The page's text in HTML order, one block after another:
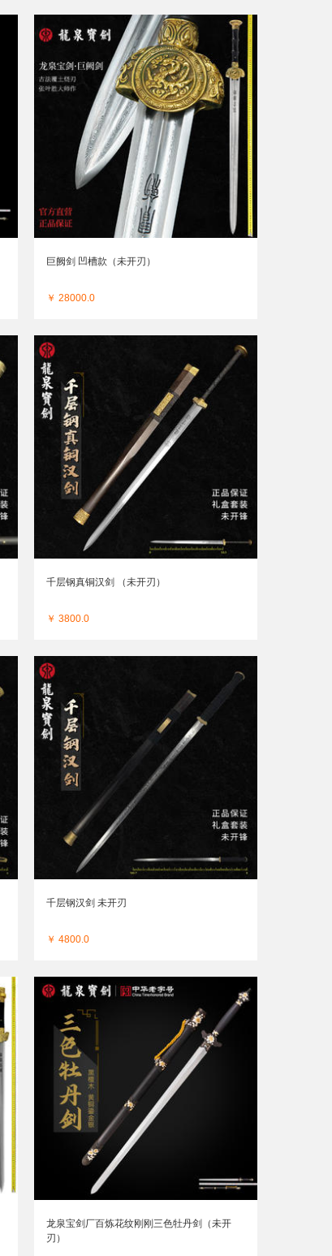
巨阙剑 凹槽款（未开刃）
￥ 28000.0
千层钢真铜汉剑 （未开刃）
￥ 3800.0
千层钢汉剑 未开刃
￥ 4800.0
龙泉宝剑厂百炼花纹刚刚三色牡丹剑（未开
刃）